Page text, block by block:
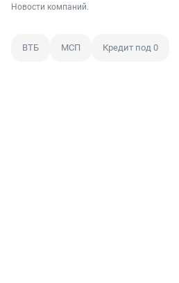
Новости компаний.
ВТБ МСП Кредит под 0